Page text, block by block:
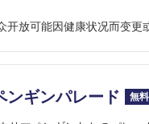
开放可能因健康状况而变更
ンギンパレード 無料